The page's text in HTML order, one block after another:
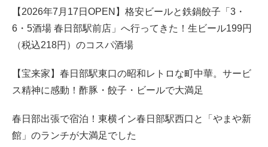
【2026年7月17日OPEN】格安ビールと鉄鍋餃子「3・
6・5酒場 春日部駅前店」へ行ってきた！生ビール199円
（税込218円）のコスパ酒場
【宝来家】春日部駅東口の昭和レトロな町中華。サービ
ス精神に感動！酢豚・餃子・ビールで大満足
春日部出張で宿泊！東横イン春日部駅西口と「やまや新
館」のランチが大満足でした